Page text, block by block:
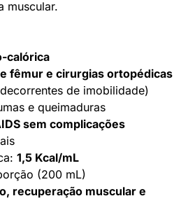
muscular.
calórica
fêmur e cirurgias ortopédicas
de imobilidade)
e queimaduras
sem complicações
1,5 Kcal/mL
(200 mL)
recuperação muscular e